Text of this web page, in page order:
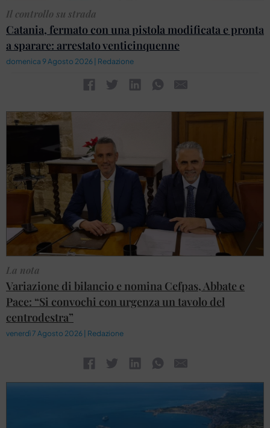
Il controllo su strada
Catania, fermato con una pistola modificata e pronta
a sparare: arrestato venticinquenne
domenica 9 Agosto 2026 | Redazione
La nota
Variazione di bilancio e nomina Cefpas, Abbate e
Pace: “Si convochi con urgenza un tavolo del
centrodestra”
venerdì 7 Agosto 2026 | Redazione